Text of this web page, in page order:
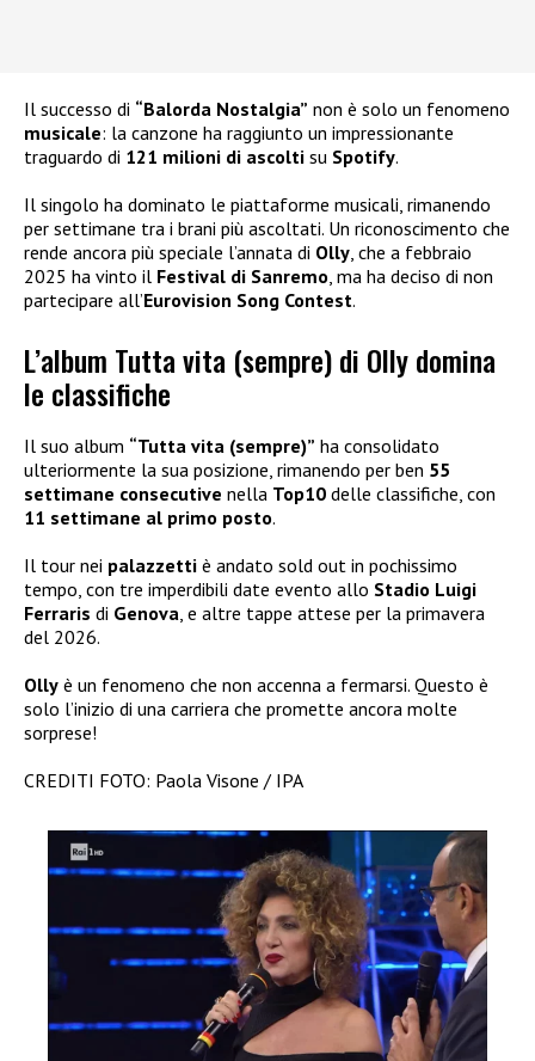
Il successo di “Balorda Nostalgia” non è solo un fenomeno
musicale: la canzone ha raggiunto un impressionante
traguardo di 121 milioni di ascolti su Spotify.
Il singolo ha dominato le piattaforme musicali, rimanendo
per settimane tra i brani più ascoltati. Un riconoscimento che
rende ancora più speciale l’annata di Olly , che a febbraio
2025 ha vinto il Festival di Sanremo , ma ha deciso di non
partecipare all’Eurovision Song Contest.
L’album Tutta vita (sempre) di Olly domina
le classifiche
Il suo album “Tutta vita (sempre)” ha consolidato
ulteriormente la sua posizione, rimanendo per ben 55
settimane consecutive nella Top10 delle classifiche, con
11 settimane al primo posto.
Il tour nei palazzetti è andato sold out in pochissimo
tempo, con tre imperdibili date evento allo Stadio Luigi
Ferraris di Genova, e altre tappe attese per la primavera
del 2026.
Olly è un fenomeno che non accenna a fermarsi. Questo è
solo l’inizio di una carriera che promette ancora molte
sorprese!
CREDITI FOTO: Paola Visone / IPA